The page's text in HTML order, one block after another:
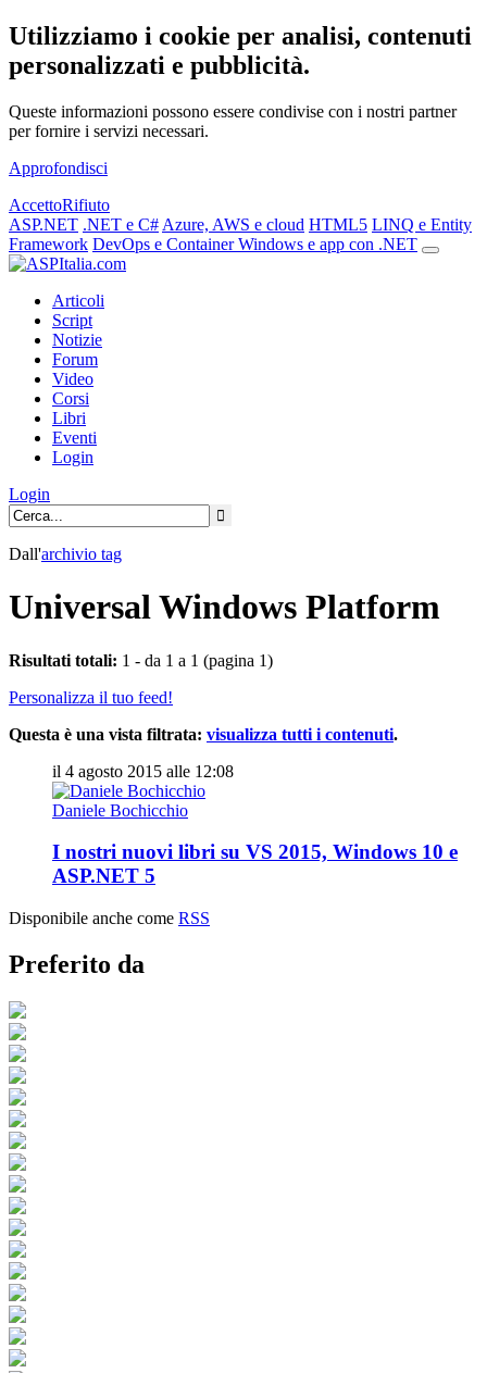
Utilizziamo i cookie per analisi, contenuti
personalizzati e pubblicità.
Queste informazioni possono essere condivise con i nostri partner
per fornire i servizi necessari.
Approfondisci
AccettoRifiuto
ASP.NET .NET e C# Azure, AWS e cloud HTML5 LINQ e Entity
Framework DevOps e ContainerWindows e app con .NET
Articoli
Script
Notizie
Forum
Video
Corsi
Libri
Eventi
Login
Login
Dall'archivio tag
Universal Windows Platform
Risultati totali: 1 - da 1 a 1 (pagina 1)
Personalizza il tuo feed!
Questa è una vista filtrata: visualizza tutti i contenuti.
il 4 agosto 2015 alle 12:08
Daniele Bochicchio
I nostri nuovi libri su VS 2015, Windows 10 e
ASP.NET 5
Disponibile anche come RSS
Preferito da